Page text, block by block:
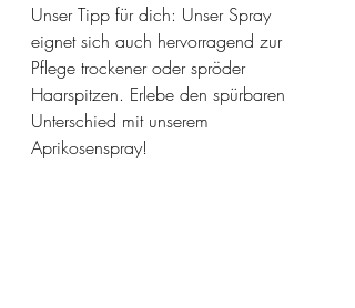
Unser Tipp für dich: Unser Spray
eignet sich auch hervorragend zur
Pflege trockener oder spröder
Haarspitzen. Erlebe den spürbaren
Unterschied mit unserem
Aprikosenspray!